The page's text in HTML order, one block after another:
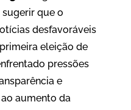
que o
desfavoráveis
eleição de
pressões
e
aumento da